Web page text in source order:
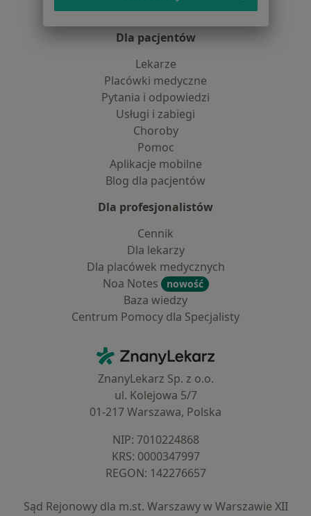
Kontakt
Dla pacjentów
Lekarze
Placówki medyczne
Pytania i odpowiedzi
Usługi i zabiegi
Choroby
Pomoc
Aplikacje mobilne
Blog dla pacjentów
Dla profesjonalistów
Cennik
Dla lekarzy
Dla placówek medycznych
Noa Notes
nowość
Baza wiedzy
Centrum Pomocy dla Specjalisty
ZnanyLekarz - Strona główna
ZnanyLekarz Sp. z o.o.
ul. Kolejowa 5/7
01-217 Warszawa, Polska
NIP: ⁠7010224868
KRS: ⁠0000347997
REGON: ⁠142276657
Sąd Rejonowy dla m.st. Warszawy w Warszawie XII